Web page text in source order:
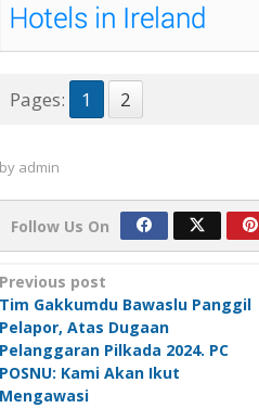
Pages: 1 2
by admin
Follow Us On
Post
navigation
Previous post
Tim Gakkumdu Bawaslu Panggil
Pelapor, Atas Dugaan
Pelanggaran Pilkada 2024. PC
POSNU: Kami Akan Ikut
Mengawasi